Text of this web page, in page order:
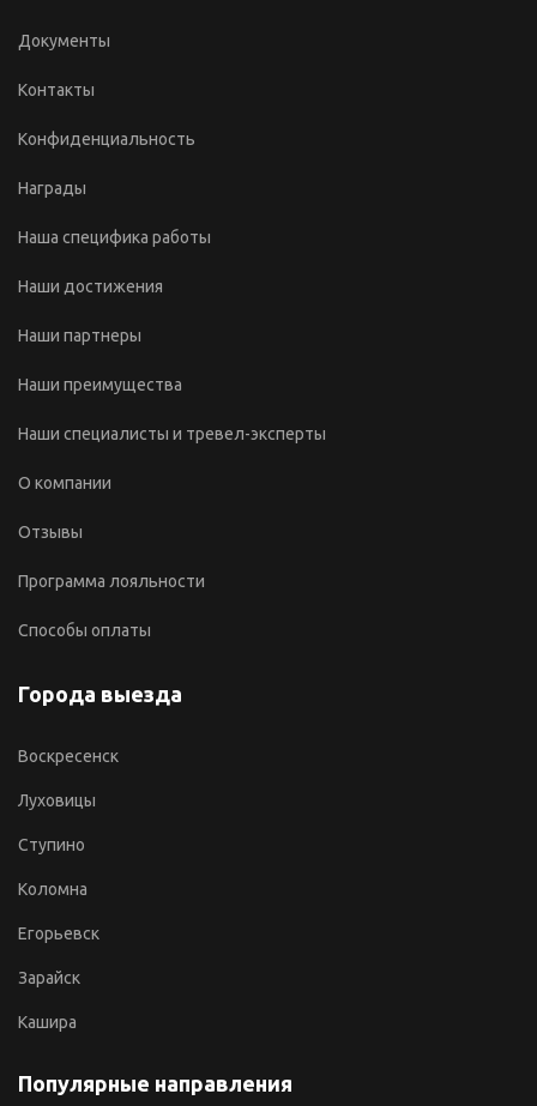
Документы
Контакты
Конфиденциальность
Награды
Наша специфика работы
Наши достижения
Наши партнеры
Наши преимущества
Наши специалисты и тревел-эксперты
О компании
Отзывы
Программа лояльности
Способы оплаты
Города выезда
Воскресенск
Луховицы
Ступино
Коломна
Егорьевск
Зарайск
Кашира
Популярные направления